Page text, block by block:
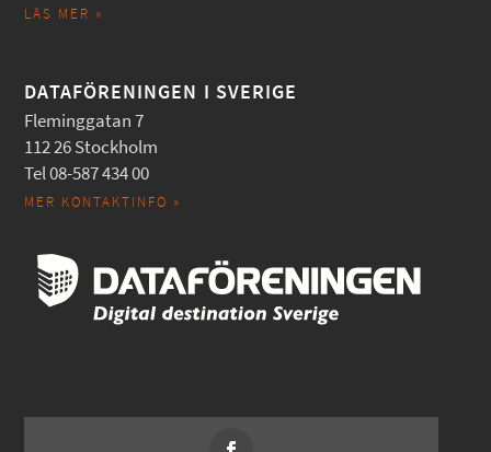
LÄS MER »
DATAFÖRENINGEN I SVERIGE
Fleminggatan 7
112 26 Stockholm
Tel 08-587 434 00
MER KONTAKTINFO »